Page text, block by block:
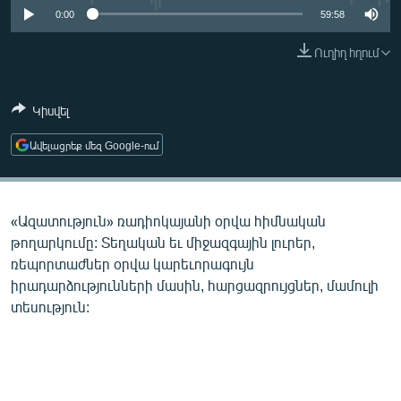
ՄԻՋԱԶԳԱՅԻՆ
ՄԵԿՆԱԲԱՆՈՒԹՅՈՒՆ
ՏՏ ԵՒ ԻՆՏԵՐՆԵՏ
ԿՈՐՈՆԱՎԻՐՈՒՍ
ՏԵՍԱՆՅՈՒԹԵՐ
ԲԱՆԱՎԵՃ
ՁԳՏԵԼՈՎ ԼԱՎԱԳՈՒՅՆԻՆ
0:00 59:58
Ուղիղ հղում
Կիսվել
Ավելացրեք մեզ Google-ում
«Ազատություն» ռադիոկայանի օրվա հիմնական
թողարկումը: Տեղական եւ միջազգային լուրեր,
ռեպորտաժներ օրվա կարեւորագույն
իրադարձությունների մասին, հարցազրույցներ, մամուլի
տեսություն: